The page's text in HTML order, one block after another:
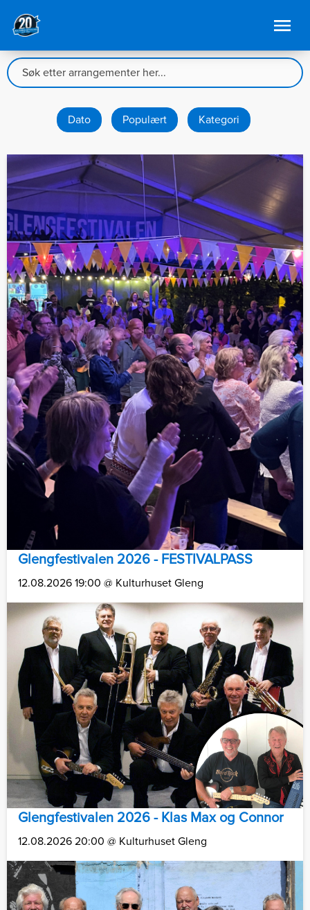
Dato Populært Kategori
Glengfestivalen 2026 - FESTIVALPASS
12.08.2026 19:00 @ Kulturhuset Gleng
Glengfestivalen 2026 - Klas Max og Connor
12.08.2026 20:00 @ Kulturhuset Gleng